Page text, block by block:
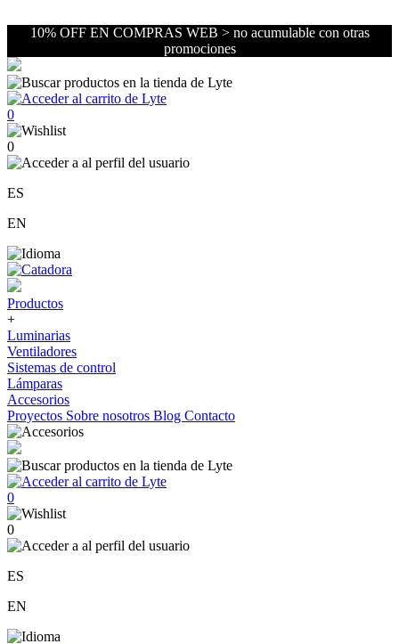
10% OFF EN COMPRAS WEB > no acumulable con otras
promociones
0
0
ES
EN
Productos
+
Luminarias
Ventiladores
Sistemas de control
Lámparas
Accesorios
Proyectos Sobre nosotros Blog Contacto
0
0
ES
EN